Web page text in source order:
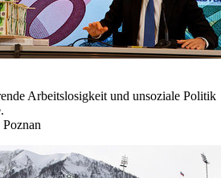
Arbeitslosigkeit und unsoziale Politik